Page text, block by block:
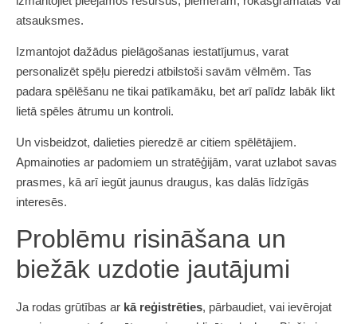
atsauksmes.
Izmantojot dažādus pielāgošanas iestatījumus, varat
personalizēt spēļu pieredzi atbilstoši savām vēlmēm. Tas
padara spēlēšanu ne tikai patīkamāku, bet arī palīdz labāk likt
lietā spēles ātrumu un kontroli.
Un visbeidzot, dalieties pieredzē ar citiem spēlētājiem.
Apmainoties ar padomiem un stratēģijām, varat uzlabot savas
prasmes, kā arī iegūt jaunus draugus, kas dalās līdzīgās
interesēs.
Problēmu risināšana un
biežāk uzdotie jautājumi
Ja rodas grūtības ar kā reģistrēties, pārbaudiet, vai ievērojat